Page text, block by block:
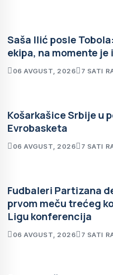
Saša Ilić posle
ekipa, na momente
06 AVGUST, 2026 7 SATI
Košarkašice Srbije u
Evrobasketa
06 AVGUST, 2026 7 SATI
Fudbaleri Partizana
prvom meču trećeg
Ligu konferencija
06 AVGUST, 2026 7 SATI